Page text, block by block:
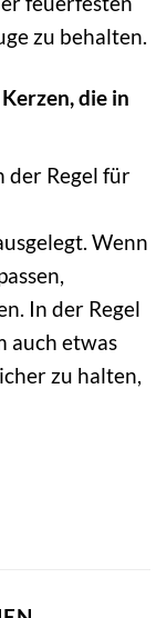
zu behalten.
die in
der Regel für
Wenn
In der Regel
auch etwas
zu halten,